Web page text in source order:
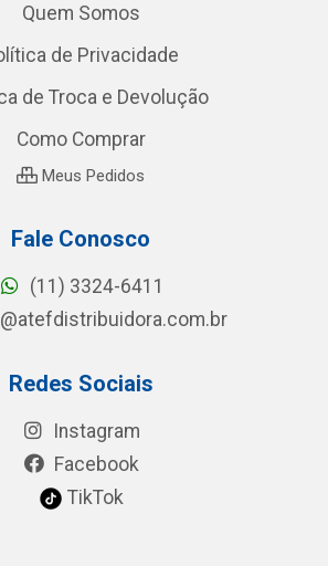
Quem Somos
de Privacidade
de Troca e Devolução
Como Comprar
Meus Pedidos
Fale Conosco
(11) 3324-6411
Redes Sociais
Instagram
Facebook
TikTok